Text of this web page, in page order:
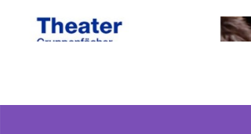
Theater an Musikschule Konservatorium